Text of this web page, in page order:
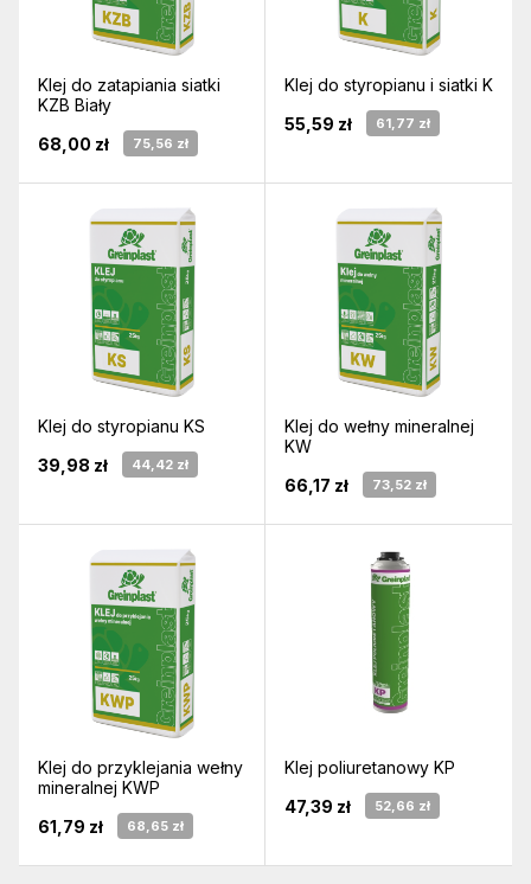
Klej do zatapiania siatki
KZB Biały
68,00 zł
75,56 zł
Klej do styropianu i siatki K
55,59 zł
61,77 zł
Klej do styropianu KS
39,98 zł
44,42 zł
Klej do wełny mineralnej
KW
66,17 zł
73,52 zł
Klej do przyklejania wełny
mineralnej KWP
61,79 zł
68,65 zł
Klej poliuretanowy KP
47,39 zł
52,66 zł